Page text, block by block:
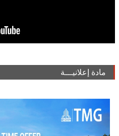
مادة إعلانيـــة